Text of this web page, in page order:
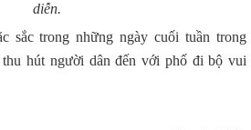
diễn.
sắc trong những ngày cuối tuần trong
thu hút người dân đến với phố đi bộ vui